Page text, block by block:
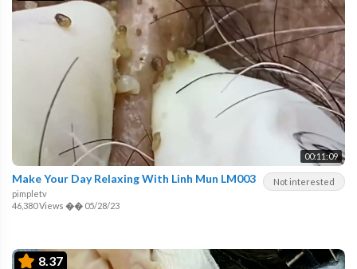
00:11:09
Not interested
Make Your Day Relaxing With Linh Mun LM003
pimpletv
46,380 Views �� 05/28/23
8.37